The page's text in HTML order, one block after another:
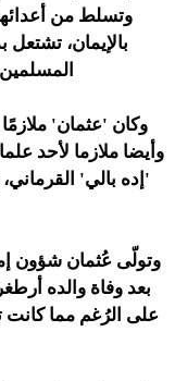
وتسلط من
بالإيمان،
وكان 'عثمان'
وأيضا ملازما لأحد
'إده بالي'
وتولّى عُثمان شؤون
بعد وفاة والده
على الرُغم مما كانت